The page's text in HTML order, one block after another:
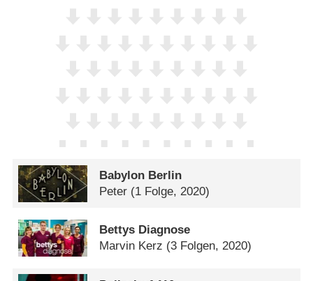
Babylon Berlin
Peter (1 Folge, 2020)
Bettys Diagnose
Marvin Kerz (3 Folgen, 2020)